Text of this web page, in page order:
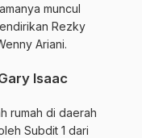
muncul
Rezky
Ariani.
Isaac
rumah di daerah
Subdit 1 dari